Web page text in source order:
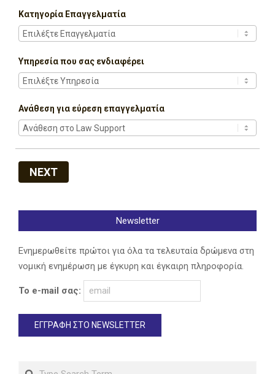
Κατηγορία Επαγγελματία
Υπηρεσία που σας ενδιαφέρει
Ανάθεση για εύρεση επαγγελματία
NEXT
Newsletter
Ενημερωθείτε πρώτοι για όλα τα τελευταία δρώμενα στη
νομική ενημέρωση με έγκυρη και έγκαιρη πληροφορία.
Το e-mail σας:
Search